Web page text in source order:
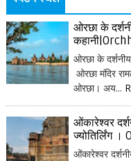
ओरछा के
ओरछा के
ओरछा मंदिर
ओरछा। अय...
ओंकारेश्वर
ज्योतिर्लिंग
ओंकारेश्वर